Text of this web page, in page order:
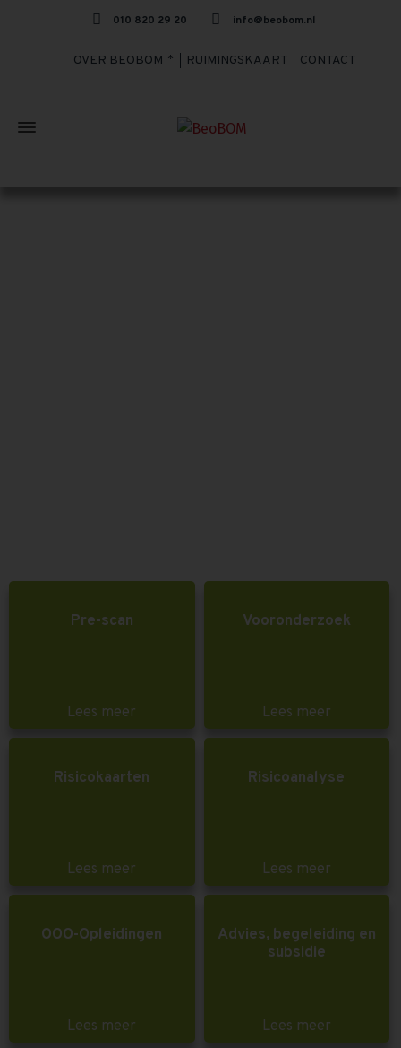
010 820 29 20 info@beobom.nl
OVER BEOBOM RUIMINGSKAART CONTACT
Pre-scan
Lees meer
Vooronderzoek
Lees meer
Risicokaarten
Lees meer
Risicoanalyse
Lees meer
OOO-Opleidingen
Lees meer
Advies, begeleiding en
subsidie
Lees meer